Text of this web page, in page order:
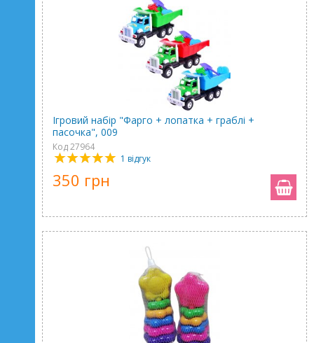
Ігровий набір "Фарго + лопатка + граблі +
пасочка", 009
Код 27964
1 відгук
350 грн